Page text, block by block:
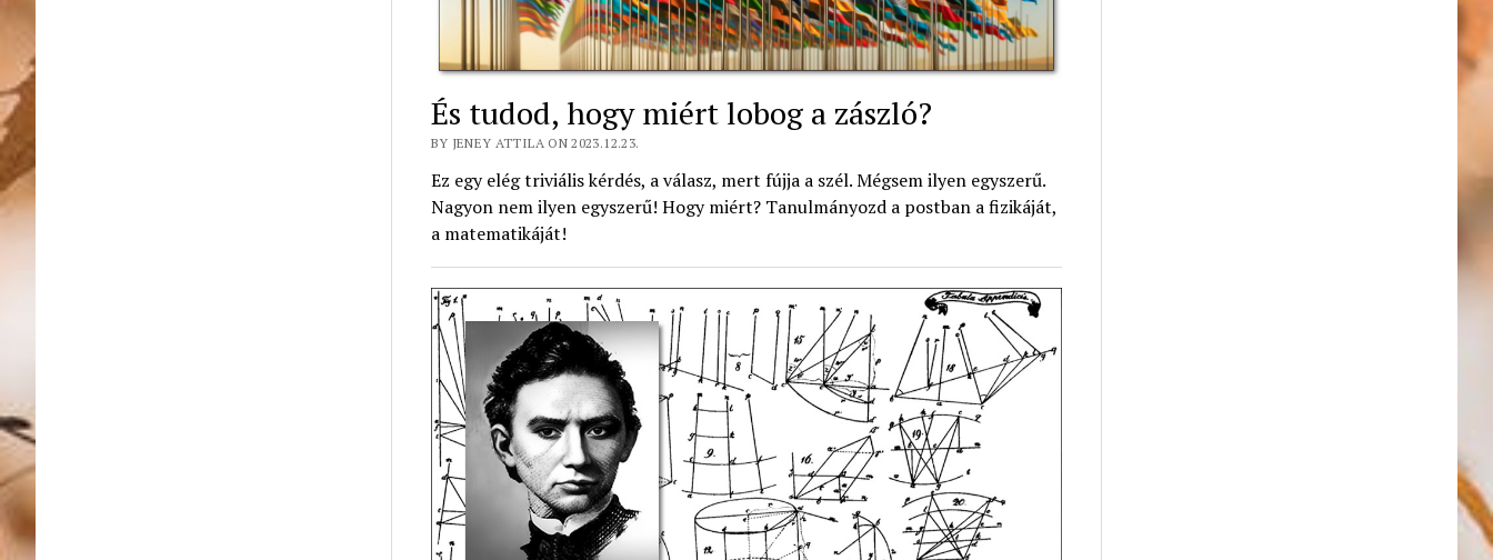
És tudod, hogy miért lobog a zászló?
BY JENEY ATTILA ON 2023.12.23.
Ez egy elég triviális kérdés, a válasz, mert fújja a szél. Mégsem ilyen egyszerű.
Nagyon nem ilyen egyszerű! Hogy miért? Tanulmányozd a postban a fizikáját,
a matematikáját!